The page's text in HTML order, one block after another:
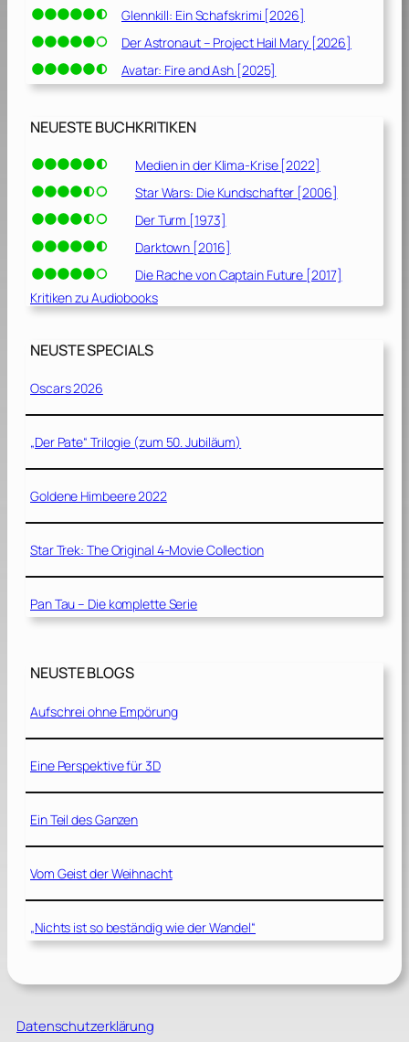
Glennkill: Ein Schafskrimi [2026]
Der Astronaut – Project Hail Mary [2026]
Avatar: Fire and Ash [2025]
NEUESTE BUCHKRITIKEN
Medien in der Klima-Krise [2022]
Star Wars: Die Kundschafter [2006]
Der Turm [1973]
Darktown [2016]
Die Rache von Captain Future [2017]
Kritiken zu Audiobooks
NEUSTE SPECIALS
Oscars 2026
„Der Pate“ Trilogie (zum 50. Jubiläum)
Goldene Himbeere 2022
Star Trek: The Original 4-Movie Collection
Pan Tau – Die komplette Serie
NEUSTE BLOGS
Aufschrei ohne Empörung
Eine Perspektive für 3D
Ein Teil des Ganzen
Vom Geist der Weihnacht
„Nichts ist so beständig wie der Wandel“
Datenschutzerklärung